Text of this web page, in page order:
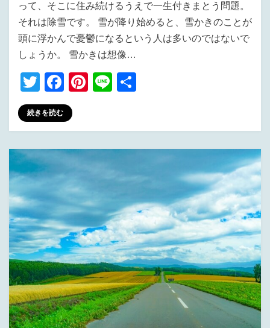
って、そこに住み続けるうえで一生付きまとう問題。
それは除雪です。 雪が降り始めると、雪かきのことが
頭に浮かんで憂鬱になるという人は多いのではないで
しょうか。 雪かきは想像…
T
wi
tt
F
a
c
b
o
o
k
Pi
st
Li
続きを読む